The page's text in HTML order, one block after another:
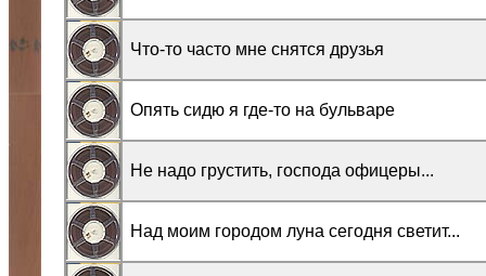
Что-то часто мне снятся друзья
Опять сидю я где-то на бульваре
Не надо грустить, господа офицеры...
Над моим городом луна сегодня светит...